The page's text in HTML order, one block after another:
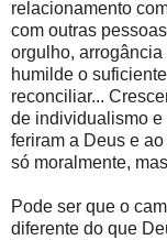
relacionamento
com outras
orgulho,
humilde o
reconciliar...
de individualismo e
feriram a Deus e
só moralmente,
Pode ser que o
diferente do que